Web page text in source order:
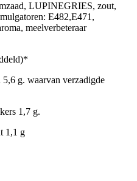
LUPINEGRIES, zout,
E482,E471,
meelverbeteraar
g. waarvan verzadigde
1,7 g.
1,1 g